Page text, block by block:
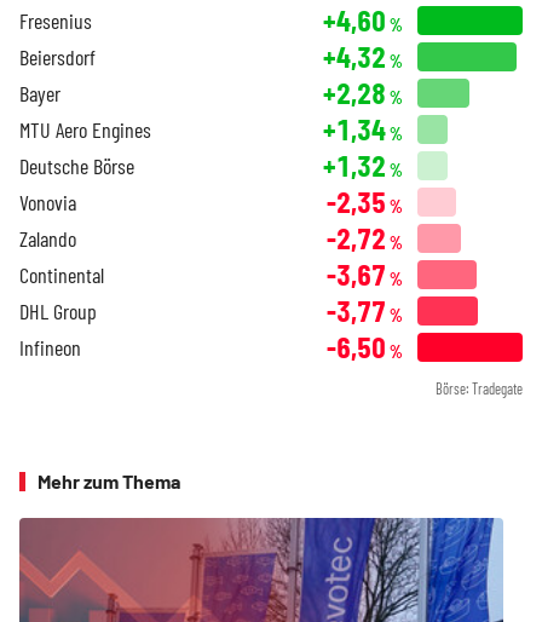
Fresenius +4,60 %
Beiersdorf +4,32 %
Bayer +2,28 %
MTU Aero Engines +1,34%
Deutsche Börse +1,32 %
Vonovia -2,35 %
Zalando -2,72 %
Continental -3,67 %
DHL Group -3,77 %
Infineon -6,50 %
Börse: Tradegate
Mehr zum Thema